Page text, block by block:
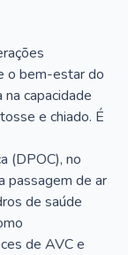
o bem-estar do
capacidade
e chiado. É
(DPOC), no
passagem de ar
de saúde
de AVC e